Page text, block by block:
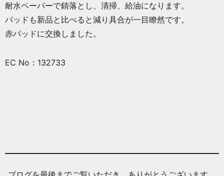
耐水ペーパーで錆落とし、清掃、給油になります。
パッドも新品と比べると減り具合が一目瞭然です。
赤パッドに交換しました。
EC No：132733